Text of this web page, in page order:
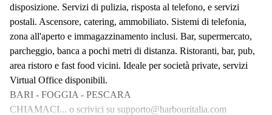
disposizione. Servizi di pulizia, risposta al telefono, e servizi
postali. Ascensore, catering, ammobiliato. Sistemi di telefonia,
zona all'aperto e immagazzinamento inclusi. Bar, supermercato,
parcheggio, banca a pochi metri di distanza. Ristoranti, bar, pub,
area ristoro e fast food vicini. Ideale per società private, servizi
Virtual Office disponibili.
BARI - FOGGIA - PESCARA
CHIAMACI... o scrivici su supporto@harbouritalia.com